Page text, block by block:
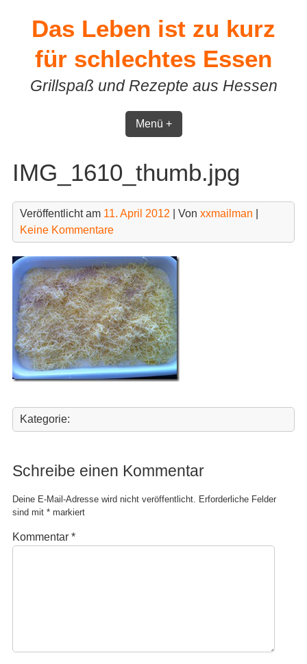
contentDas Leben ist zu kurz
für schlechtes Essen
Grillspaß und Rezepte aus Hessen
Menü +
IMG_1610_thumb.jpg
Veröffentlicht am 11. April 2012 | Von xxmailman
Keine Kommentare
Kategorie:
Schreibe einen Kommentar
Deine E-Mail-Adresse wird nicht veröffentlicht. Erforderliche Felder
sind mit *markiert
Kommentar *